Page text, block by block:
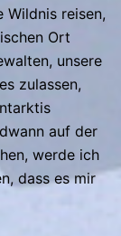
Wildnis reisen,
Ort
unsere
zulassen,
auf der
werde ich
dass es mir